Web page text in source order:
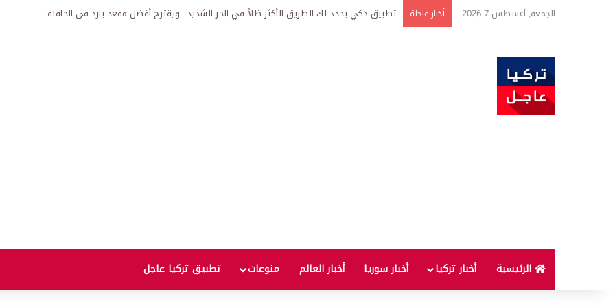
الجمعة, أغسطس 7 2026 أخبار عاجلة تطبيق ذكي يحدد لك الطريق الأكثر ظلاً في الحر الشديد.. ويقترح أفضل مقعد بارد في الحافلة
الرئيسية أخبار تركيا أخبار سوريا أخبار العالم منوعات تطبيق تركيا عاجل